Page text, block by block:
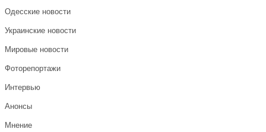
Одесские новости
Украинские новости
Мировые новости
Фоторепортажи
Интервью
Анонсы
Мнение